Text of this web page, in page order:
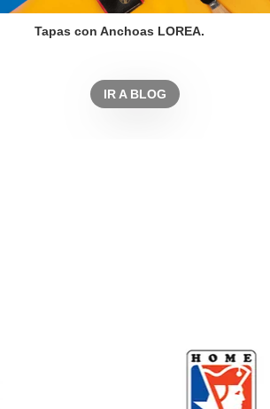
Tapas con Anchoas LOREA.
IR A BLOG